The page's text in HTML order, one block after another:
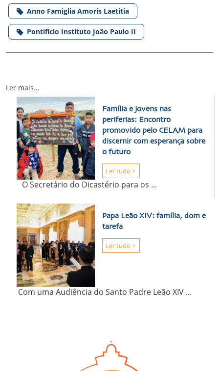
Anno Famiglia Amoris Laetitia
Pontifício Instituto João Paulo II
Ler mais...
Família e jovens nas
periferias: Encontro
promovido pelo CELAM para
discernir com esperança sobre
o futuro
O Secretário do Dicastério para os ...
Ler tudo >
Papa Leão XIV: família, dom e
tarefa
Com uma Audiência do Santo Padre Leão XIV ...
Ler tudo >